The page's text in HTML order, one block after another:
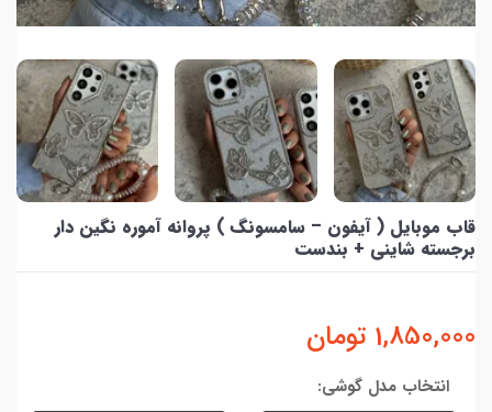
قاب موبایل ( آیفون – سامسونگ ) پروانه آموره نگین دار
برجسته شاینی + بندست
1,850,000 تومان
انتخاب مدل گوشی: